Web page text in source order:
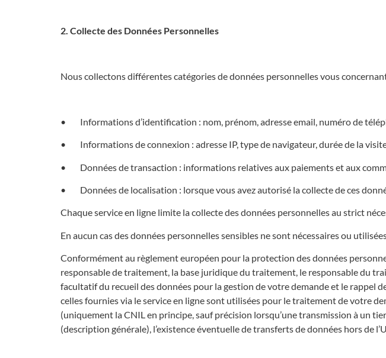
2. Collecte des Données Personnelles
Nous collectons différentes catégories de données personnelles vous
• Informations d’identification : nom, prénom, adresse email, numéro de
• Informations de connexion : adresse IP, type de navigateur, durée de la
• Données de transaction : informations relatives aux paiements et aux
• Données de localisation : lorsque vous avez autorisé la collecte de ces
Chaque service en ligne limite la collecte des données personnelles au strict
En aucun cas des données personnelles sensibles ne sont nécessaires ou
Conformément au règlement européen pour la protection des données
responsable de traitement, la base juridique du traitement, le responsable du
facultatif du recueil des données pour la gestion de votre demande et le rappel
celles fournies via le service en ligne sont utilisées pour le traitement de votre
(uniquement la CNIL en principe, sauf précision lorsqu’une transmission à un
(description générale), l’existence éventuelle de transferts de données hors de